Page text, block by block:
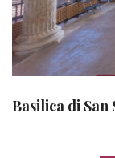
Basilica di